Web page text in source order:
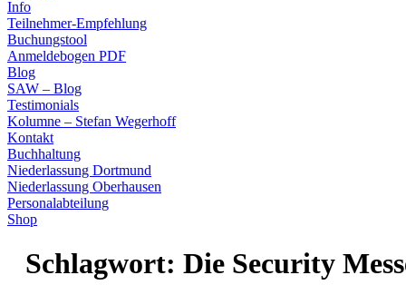
Info
Teilnehmer-Empfehlung
Buchungstool
Anmeldebogen PDF
Blog
SAW – Blog
Testimonials
Kolumne – Stefan Wegerhoff
Kontakt
Buchhaltung
Niederlassung Dortmund
Niederlassung Oberhausen
Personalabteilung
Shop
Schlagwort: Die Security